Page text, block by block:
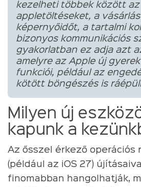
kezelheti többek között az
appletöltéseket, a
képernyőidőt, a tartalmi
bizonyos kommunikációs
gyakorlatban ez adja azt
amelyre az Apple új
funkciói, például az
kötött böngészés is
Milyen új
kapunk a
Az ősszel érkező operációs
(például az iOS 27)
finomabban hangolhatják,